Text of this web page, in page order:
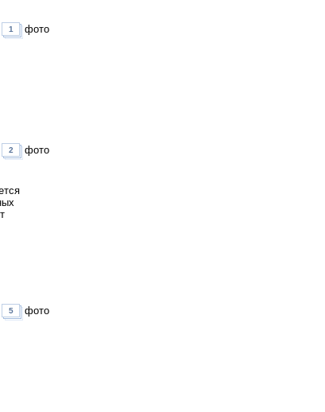
1 фото
2 фото
5 фото